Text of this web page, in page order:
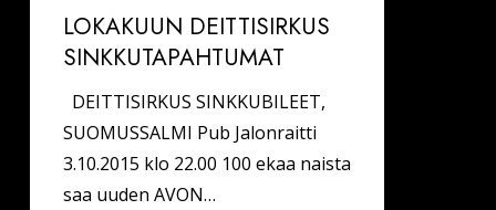
LOKAKUUN DEITTISIRKUS
SINKKUTAPAHTUMAT
DEITTISIRKUS SINKKUBILEET,
SUOMUSSALMI Pub Jalonraitti
3.10.2015 klo 22.00 100 ekaa naista
saa uuden AVON…